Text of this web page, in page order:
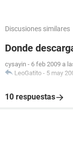
Discusiones similares
Donde
cysayin - 6 feb 2009 a
LeoGatito - 5 may
10 respuestas